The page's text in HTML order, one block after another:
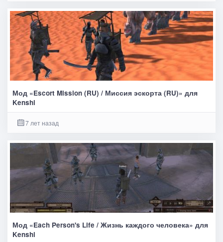
Мод «Escort Mission (RU) / Миссия эскорта (RU)» для
Kenshi
7 лет назад
Мод «Each Person's Life / Жизнь каждого человека» для
Kenshi